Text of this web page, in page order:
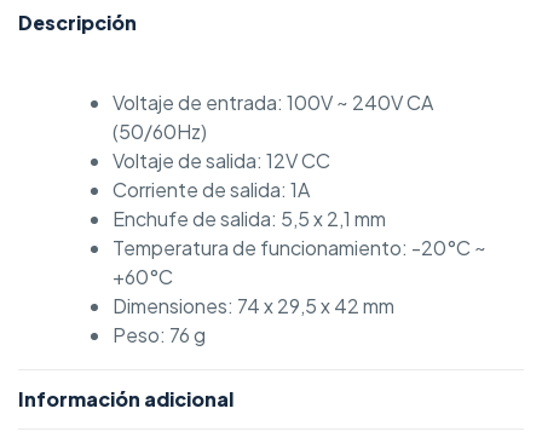
Descripción
Voltaje de entrada: 100V ~ 240V CA
(50/60Hz)
Voltaje de salida: 12V CC
Corriente de salida: 1A
Enchufe de salida: 5,5 x 2,1 mm
Temperatura de funcionamiento: -20°C ~
+60°C
Dimensiones: 74 x 29,5 x 42 mm
Peso: 76 g
Información adicional